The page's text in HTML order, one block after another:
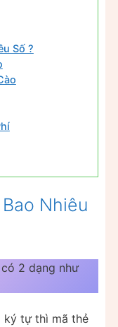
Số ?
Nhiêu
2 dạng như
ký tự thì mã thẻ